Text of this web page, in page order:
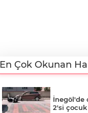
En Çok Okunan
İnegöl'de
2'si çocuk